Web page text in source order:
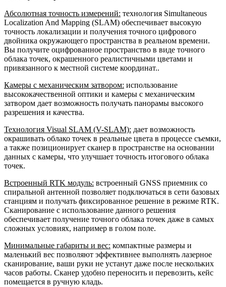
Абсолютная точность измерений: технология Simultaneous
Localization And Mapping (SLAM) обеспечивает высокую
точность локализации и получения точного цифрового
двойника окружающего пространства в реальном времени.
Вы получите оцифрованное пространство в виде точного
облака точек, окрашенного реалистичными цветами и
привязанного к местной системе координат..
Камеры с механическим затвором: использование
высококачественной оптики и камеры с механическим
затвором дает возможность получать панорамы высокого
разрешения и качества.
Технология Visual SLAM (V-SLAM): дает возможность
окрашивать облако точек в реальные цвета в процессе съемки,
а также позиционирует сканер в пространстве на основании
данных с камеры, что улучшает точность итогового облака
точек.
Встроенный RTK модуль: встроенный GNSS приемник со
спиральной антенной позволяет подключаться в сети базовых
станциям и получать фиксированное решение в режиме RTK.
Сканирование с использование данного решения
обеспечивает получение точного облака точек даже в самых
сложных условиях, например в голом поле.
Минимальные габариты и вес: компактные размеры и
маленький вес позволяют эффективнее выполнять лазерное
сканирование, ваши руки не устанут даже после нескольких
часов работы. Сканер удобно переносить и перевозить, кейс
помещается в ручную кладь.